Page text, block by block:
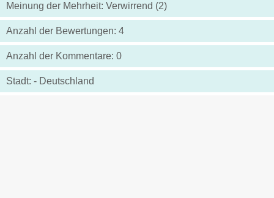
Meinung der Mehrheit: Verwirrend (2)
Anzahl der Bewertungen: 4
Anzahl der Kommentare: 0
Stadt: - Deutschland